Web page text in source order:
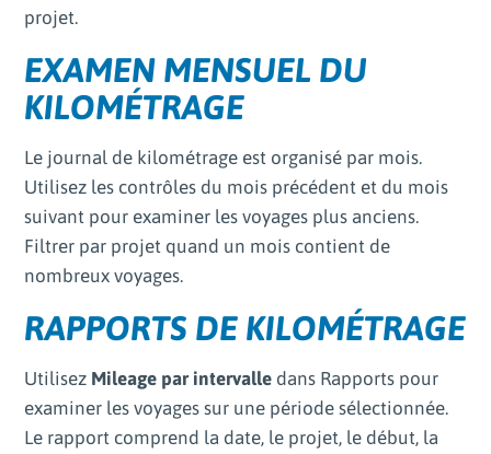
projet.
EXAMEN MENSUEL DU
KILOMÉTRAGE
Le journal de kilométrage est organisé par mois.
Utilisez les contrôles du mois précédent et du mois
suivant pour examiner les voyages plus anciens.
Filtrer par projet quand un mois contient de
nombreux voyages.
RAPPORTS DE KILOMÉTRAGE
Utilisez Mileage par intervalle dans Rapports pour
examiner les voyages sur une période sélectionnée.
Le rapport comprend la date, le projet, le début, la